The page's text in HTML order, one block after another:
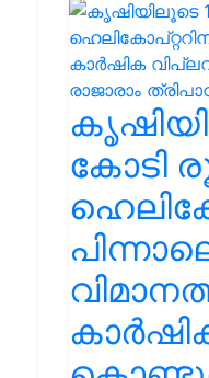
കോടി